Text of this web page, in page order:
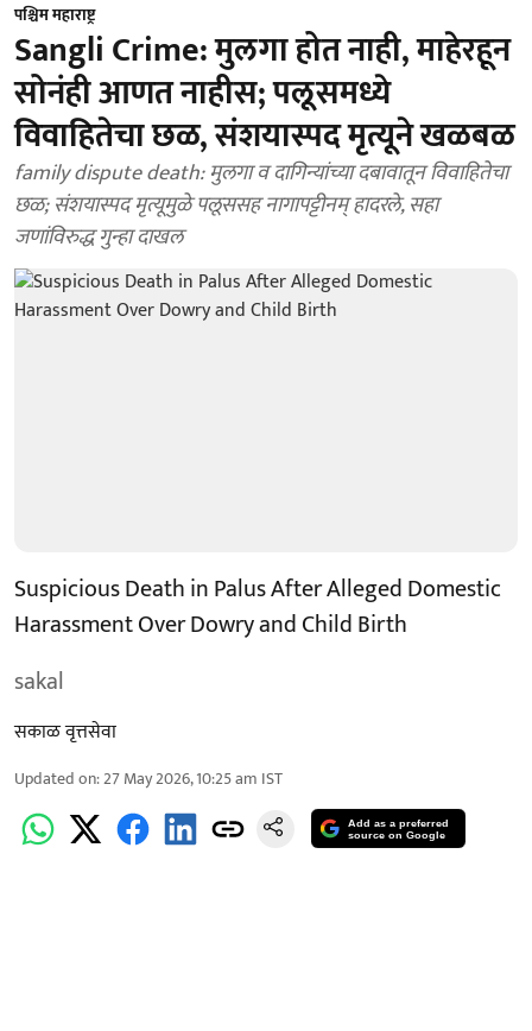
पश्चिम महाराष्ट्र
Sangli Crime: मुलगा होत नाही, माहेरहून
सोनंही आणत नाहीस; पलूसमध्ये
विवाहितेचा छळ, संशयास्पद मृत्यूने खळबळ
family dispute death: मुलगा व दागिन्यांच्या दबावातून विवाहितेचा
छळ; संशयास्पद मृत्यूमुळे पलूससह नागापट्टीनम् हादरले, सहा
जणांविरुद्ध गुन्हा दाखल
Suspicious Death in Palus After Alleged Domestic
Harassment Over Dowry and Child Birth
sakal
सकाळ वृत्तसेवा
Updated on:27 May 2026, 10:25 am IST
Add as a preferred
source on Google